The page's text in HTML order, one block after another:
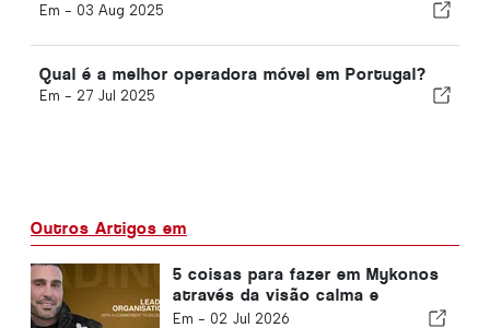
Em - 03 Aug 2025
Qual é a melhor operadora móvel em Portugal?
Em - 27 Jul 2025
Outros Artigos em
5 coisas para fazer em Mykonos
através da visão calma e
luxuosa de Yasam Ayavefe
Em - 02 Jul 2026